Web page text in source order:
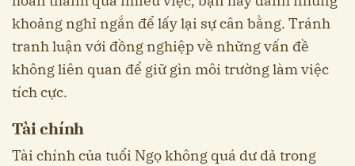
khoảng nghỉ ngắn để lấy lại sự cân bằng. Tránh
tranh luận với đồng nghiệp về những vấn đề
không liên quan để giữ gìn môi trường làm việc
tích cực.
Tài chính
Tài chính của tuổi Ngọ không quá dư dả trong